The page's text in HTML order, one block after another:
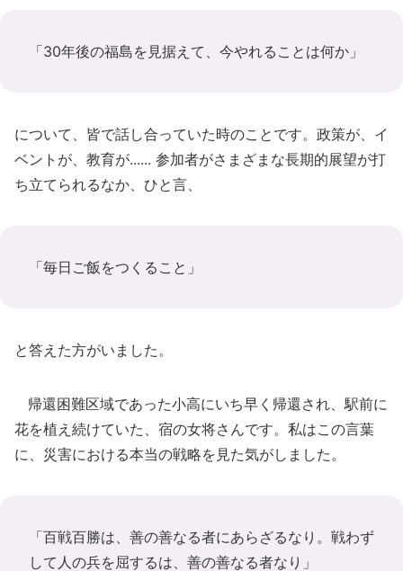
「30年後の福島を見据えて、今やれることは何か」
について、皆で話し合っていた時のことです。政策が、イ
ベントが、教育が...... 参加者がさまざまな長期的展望が打
ち立てられるなか、ひと言、
「毎日ご飯をつくること」
と答えた方がいました。
帰還困難区域であった小高にいち早く帰還され、駅前に
花を植え続けていた、宿の女将さんです。私はこの言葉
に、災害における本当の戦略を見た気がしました。
「百戦百勝は、善の善なる者にあらざるなり。戦わず
して人の兵を屈するは、善の善なる者なり」